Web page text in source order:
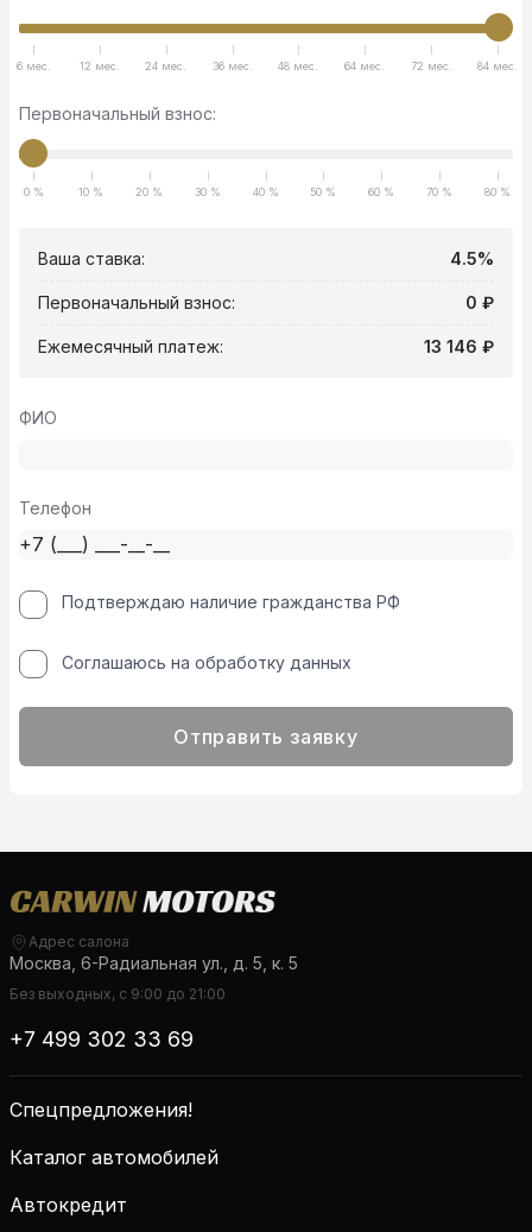
6 мес. 12 мес. 24 мес. 36 мес. 48 мес. 64 мес. 72 мес. 84 мес.
Первоначальный взнос:
0 % 10 % 20 % 30 % 40 % 50 % 60 % 70 % 80 %
Ваша ставка: 4.5%
Первоначальный взнос: 0 ₽
Ежемесячный платеж: 13 146 ₽
ФИО
Телефон
Подтверждаю наличие гражданства РФ
Соглашаюсь на обработку данных
Отправить заявку
Адрес салона
Москва, 6-Радиальная ул., д. 5, к. 5
Без выходных, с 9:00 до 21:00
+7 499 302 33 69
Спецпредложения!
Каталог автомобилей
Автокредит